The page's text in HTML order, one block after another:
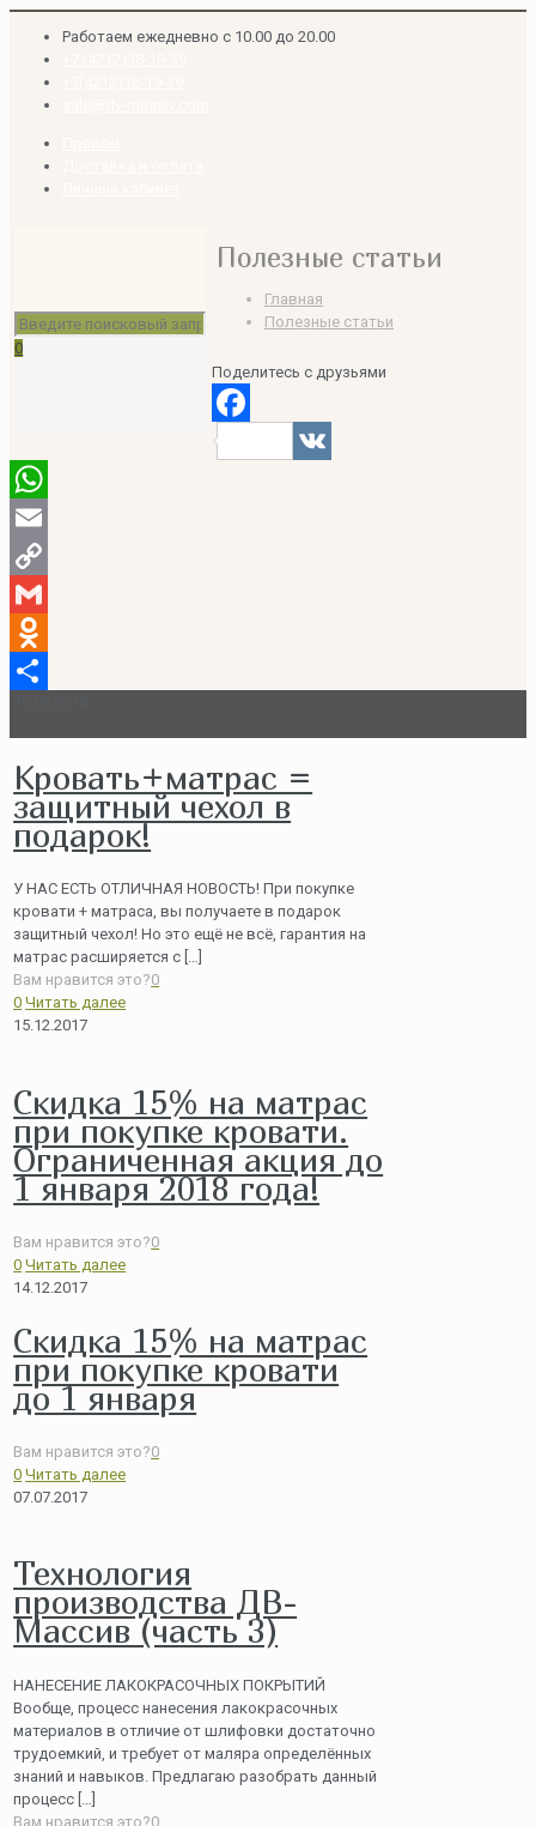
Работаем ежедневно с 10.00 до 20.00
0
Полезные статьи
Главная
Полезные статьи
Поделитесь с друзьями
Facebook
VK
WhatsApp
Email
Copy
Link
Gmail
Odnoklassniki
Кровать+матрас =
защитный чехол в
подарок!
У НАС ЕСТЬ ОТЛИЧНАЯ НОВОСТЬ! При покупке
кровати + матраса, вы получаете в подарок
защитный чехол! Но это ещё не всё, гарантия на
матрас расширяется с […]
Вам нравится это?0
0 Читать далее
15.12.2017
Скидка 15% на матрас
при покупке кровати.
Ограниченная акция до
1 января 2018 года!
Вам нравится это?0
0 Читать далее
14.12.2017
Скидка 15% на матрас
при покупке кровати
до 1 января
Вам нравится это?0
0 Читать далее
07.07.2017
Технология
производства ДВ-
Массив (часть 3)
НАНЕСЕНИЕ ЛАКОКРАСОЧНЫХ ПОКРЫТИЙ
Вообще, процесс нанесения лакокрасочных
материалов в отличие от шлифовки достаточно
трудоемкий, и требует от маляра определённых
знаний и навыков. Предлагаю разобрать данный
процесс […]
Вам нравится это?0